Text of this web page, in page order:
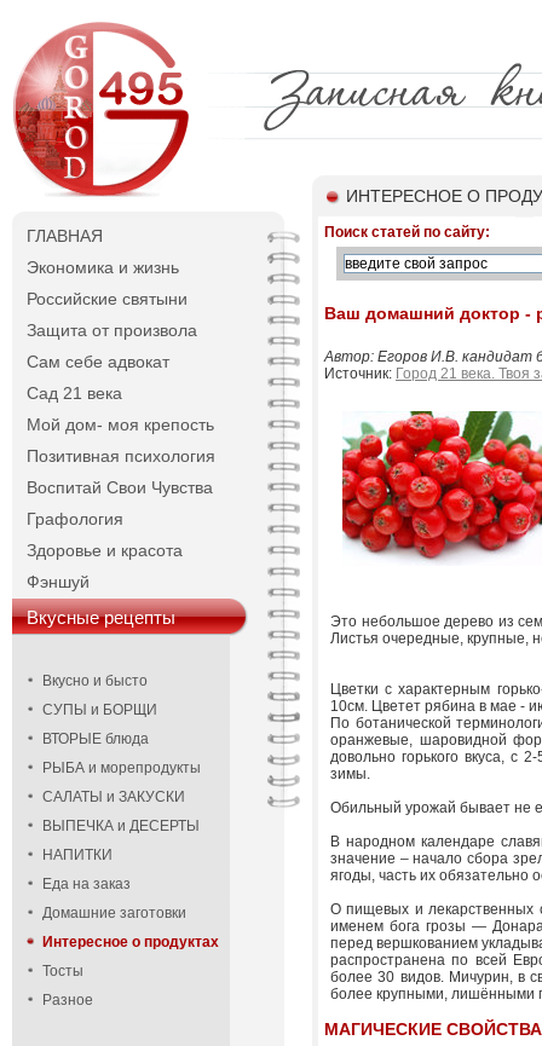
ГЛАВНАЯ
Экономика и жизнь
Российские святыни
Защита от произвола
Сам себе адвокат
Сад 21 века
Мой дом- моя крепость
Позитивная психология
Воспитай Свои Чувства
Графология
Здоровье и красота
Фэншуй
Вкусные рецепты
Вкусно и бысто
СУПЫ и БОРЩИ
ВТОРЫЕ блюда
РЫБА и морепродукты
САЛАТЫ и ЗАКУСКИ
ВЫПЕЧКА и ДЕСЕРТЫ
НАПИТКИ
Еда на заказ
Домашние заготовки
Интересное о продуктах
Тосты
Разное
ИНТЕРЕСНОЕ О
Поиск статей по сайту:
Ваш домашний доктор -
Автор: Егоров И.В. кандидат
Источник: Город 21 века. Твоя
Это небольшое дерево из
Листья очередные, крупные,
Цветки с характерным
10см. Цветет рябина в мае -
По ботанической
оранжевые, шаровидной
довольно горького вкуса, с
зимы.
Обильный урожай бывает не
В народном календаре
значение – начало сбора
ягоды, часть их обязательно
О пищевых и лекарственных
именем бога грозы —
перед вершкованием
распространена по всей
более 30 видов. Мичурин, в
более крупными, лишёнными
МАГИЧЕСКИЕ